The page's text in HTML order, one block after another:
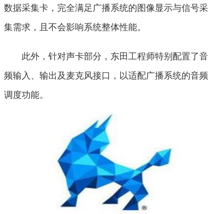
数据采集卡，完全满足广播系统的图像显示与信号采
集需求，且不会影响系统整体性能。
此外，针对声卡部分，东田工程师特别配置了音
频输入、输出及麦克风接口，以适配广播系统的音频
调度功能。